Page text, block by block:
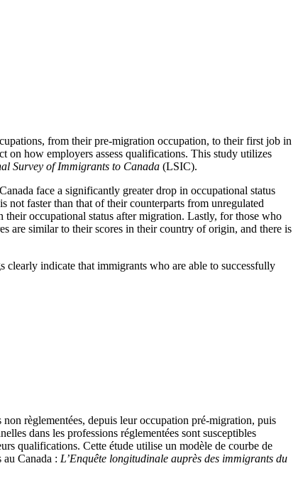
from their pre-migration occupation, to their first job in
on how employers assess qualifications. This study utilizes
Survey of Immigrants to Canada (LSIC).
face a significantly greater drop in occupational status
faster than that of their counterparts from unregulated
occupational status after migration. Lastly, for those who
are similar to their scores in their country of origin, and there is
indicate that immigrants who are able to successfully
règlementées, depuis leur occupation pré-migration, puis
dans les professions réglementées sont susceptibles
qualifications. Cette étude utilise un modèle de courbe de
Canada : L’Enquête longitudinale auprès des immigrants du